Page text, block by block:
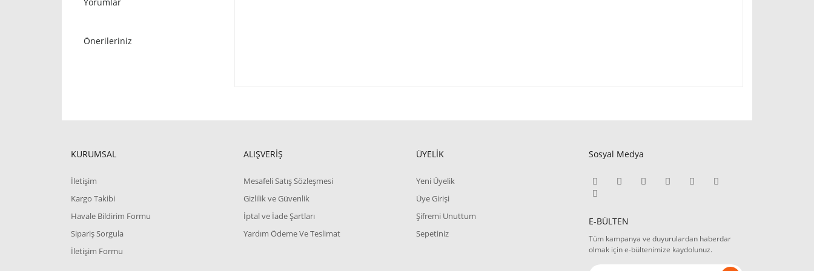
Önerileriniz
KURUMSAL
İletişim
Kargo Takibi
Havale Bildirim Formu
Sipariş Sorgula
İletişim Formu
ALIŞVERİŞ
Mesafeli Satış Sözleşmesi
Gizlilik ve Güvenlik
İptal ve İade Şartları
Yardım Ödeme Ve Teslimat
ÜYELİK
Yeni Üyelik
Üye Girişi
Şifremi Unuttum
Sepetiniz
Sosyal Medya
E-BÜLTEN
Tüm kampanya ve duyurulardan haberdar
olmak için e-bültenimize kaydolunuz.